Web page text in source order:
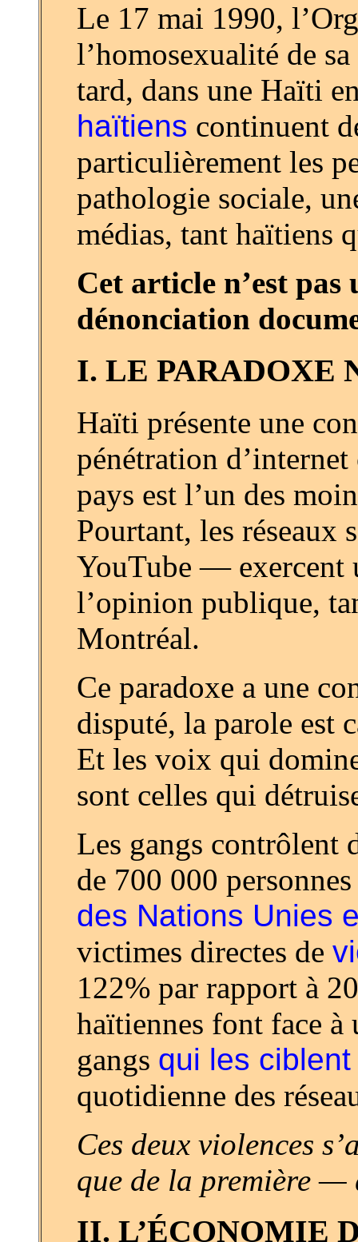
Le 17 mai 1990,
l’homosexualité de
tard, dans une Haïti
haïtiens continuent
particulièrement les
pathologie sociale,
médias, tant haïtiens
Cet article n’est
dénonciation
I. LE PARADOXE
Haïti présente une
pénétration
pays est l’un des
Pourtant, les
YouTube — exercent
l’opinion publique,
Montréal.
Ce paradoxe a une
disputé, la parole est
Et les voix qui
sont celles qui
Les gangs contrôlent
de 700 000
des Nations Unies
victimes directes de
122% par rapport à
haïtiennes font face à
gangs qui les
quotidienne des
Ces deux violences
que de la première
II. L’ÉCONOMIE